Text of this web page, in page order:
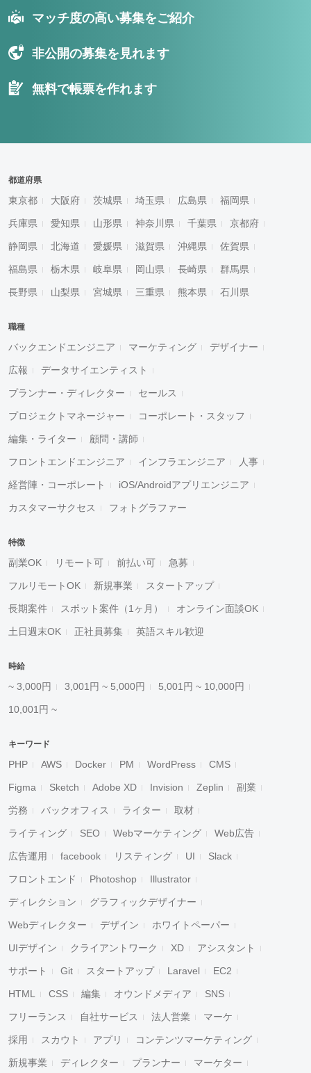
マッチ度の高い募集をご紹介
非公開の募集を見れます
無料で帳票を作れます
都道府県
東京都 大阪府 茨城県 埼玉県 広島県 福岡県
兵庫県 愛知県 山形県 神奈川県 千葉県 京都府
静岡県 北海道 愛媛県 滋賀県 沖縄県 佐賀県
福島県 栃木県 岐阜県 岡山県 長崎県 群馬県
長野県 山梨県 宮城県 三重県 熊本県 石川県
職種
バックエンドエンジニア マーケティング デザイナー
広報 データサイエンティスト
プランナー・ディレクター セールス
プロジェクトマネージャー コーポレート・スタッフ
編集・ライター 顧問・講師
フロントエンドエンジニア インフラエンジニア 人事
経営陣・コーポレート iOS/Androidアプリエンジニア
カスタマーサクセス フォトグラファー
特徴
副業OK リモート可 前払い可 急募
フルリモートOK 新規事業 スタートアップ
長期案件 スポット案件（1ヶ月） オンライン面談OK
土日週末OK 正社員募集 英語スキル歓迎
時給
~ 3,000円 3,001円 ~ 5,000円 5,001円 ~ 10,000円
10,001円 ~
キーワード
PHP AWS Docker PM WordPress CMS
Figma Sketch Adobe XD Invision Zeplin 副業
労務 バックオフィス ライター 取材
ライティング SEO Webマーケティング Web広告
広告運用 facebook リスティング UI Slack
フロントエンド Photoshop Illustrator
ディレクション グラフィックデザイナー
Webディレクター デザイン ホワイトペーパー
UIデザイン クライアントワーク XD アシスタント
サポート Git スタートアップ Laravel EC2
HTML CSS 編集 オウンドメディア SNS
フリーランス 自社サービス 法人営業 マーケ
採用 スカウト アプリ コンテンツマーケティング
新規事業 ディレクター プランナー マーケター